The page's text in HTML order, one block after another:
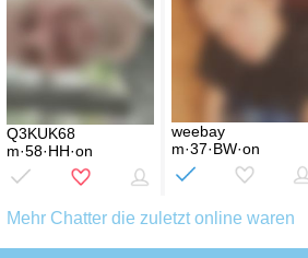
Q3KUK68
m·58·HH·on
weebay
m·37·BW·on
Mehr Chatter die zuletzt online waren